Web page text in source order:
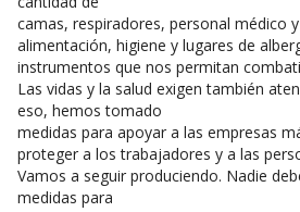
camas, respiradores, personal médico
alimentación, higiene y lugares de
instrumentos que nos permitan
Las vidas y la salud exigen también
eso, hemos tomado
medidas para apoyar a las empresas
proteger a los trabajadores y a las
Vamos a seguir produciendo. Nadie
medidas para